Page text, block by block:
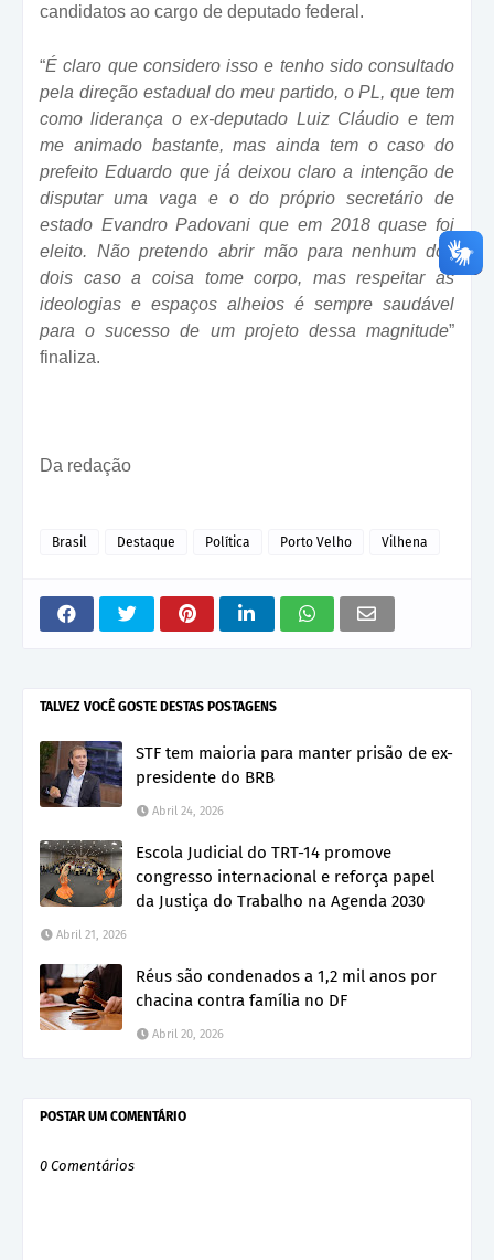
candidatos ao cargo de deputado federal.
“É claro que considero isso e tenho sido consultado
pela direção estadual do meu partido, o PL, que tem
como liderança o ex-deputado Luiz Cláudio e tem
me animado bastante, mas ainda tem o caso do
prefeito Eduardo que já deixou claro a intenção de
disputar uma vaga e o do próprio secretário de
estado Evandro Padovani que em 2018 quase foi
eleito. Não pretendo abrir mão para nenhum dos
dois caso a coisa tome corpo, mas respeitar as
ideologias e espaços alheios é sempre saudável
para o sucesso de um projeto dessa magnitude”
finaliza.
Da redação
Brasil Destaque Política Porto Velho Vilhena
TALVEZ VOCÊ GOSTE DESTAS POSTAGENS
STF tem maioria para manter prisão de ex-
presidente do BRB
Abril 24, 2026
Escola Judicial do TRT-14 promove
congresso internacional e reforça papel
da Justiça do Trabalho na Agenda 2030
Abril 21, 2026
Réus são condenados a 1,2 mil anos por
chacina contra família no DF
Abril 20, 2026
POSTAR UM COMENTÁRIO
0 Comentários